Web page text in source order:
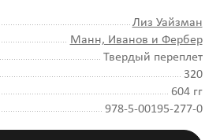
Лиз Уайзман
Манн, Иванов и Фербер
Твердый переплет
320
604 гг
978-5-00195-277-0